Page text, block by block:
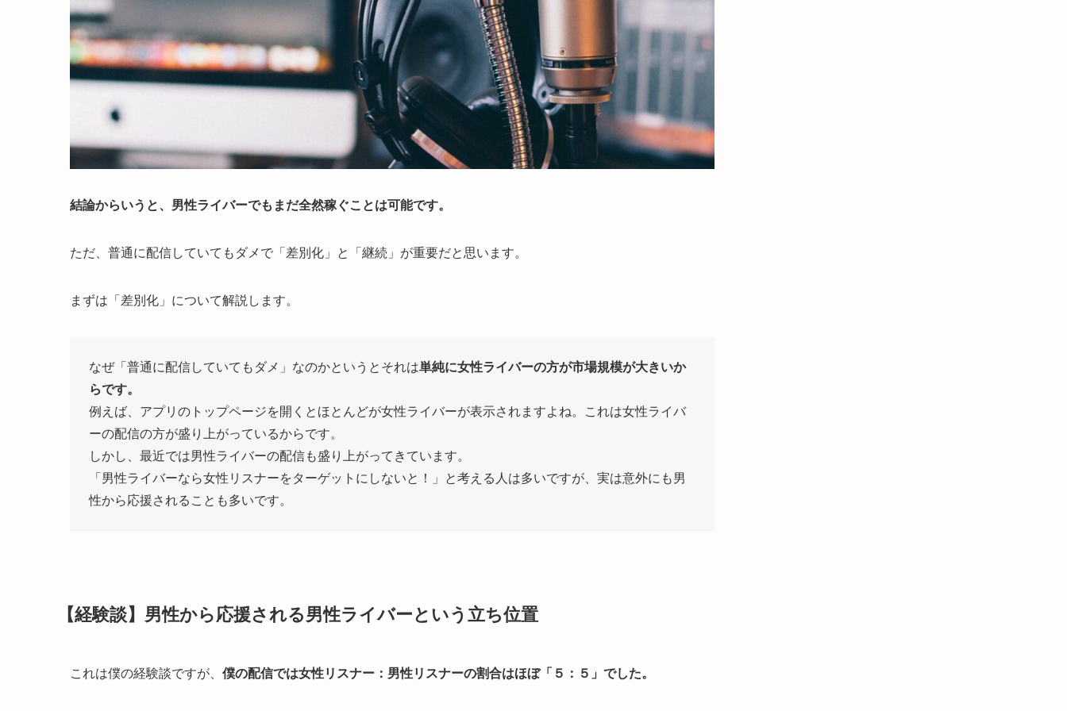
結論からいうと、男性ライバーでもまだ全然稼ぐことは可能です。
ただ、普通に配信していてもダメで「差別化」と「継続」が重要だと思います。
まずは「差別化」について解説します。
なぜ「普通に配信していてもダメ」なのかというとそれは単純に女性ライバーの方が市場規模が大きいか
らです。
例えば、アプリのトップページを開くとほとんどが女性ライバーが表示されますよね。これは女性ライバ
ーの配信の方が盛り上がっているからです。
しかし、最近では男性ライバーの配信も盛り上がってきています。
「男性ライバーなら女性リスナーをターゲットにしないと！」と考える人は多いですが、実は意外にも男
性から応援されることも多いです。
【経験談】男性から応援される男性ライバーという立ち位置
これは僕の経験談ですが、 僕の配信では女性リスナー：男性リスナーの割合はほぼ「５：５」でした。